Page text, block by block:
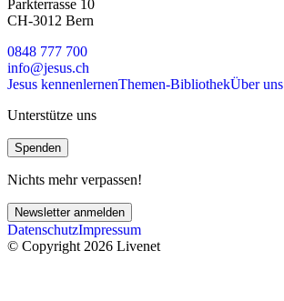
Parkterrasse 10
CH-3012 Bern
0848 777 700
info@jesus.ch
Jesus kennenlernenThemen-BibliothekÜber uns
Unterstütze uns
Spenden
Nichts mehr verpassen!
Newsletter anmelden
DatenschutzImpressum
© Copyright 2026 Livenet